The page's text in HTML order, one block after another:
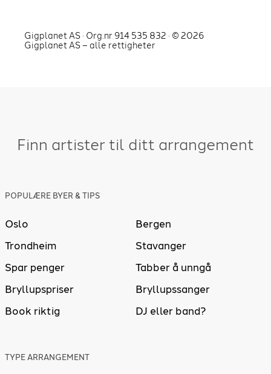
Gigplanet AS · Org.nr 914 535 832 · © 2026
Gigplanet AS – alle rettigheter
Finn artister til ditt arrangement
POPULÆRE BYER & TIPS
Oslo
Bergen
Trondheim
Stavanger
Spar penger
Tabber å unngå
Bryllupspriser
Bryllupssanger
Book riktig
DJ eller band?
TYPE ARRANGEMENT